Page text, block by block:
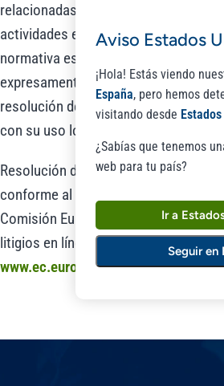
relacionadas con la presente página
actividades en esta desarrolladas,
normativa española vigente, a la que
expresamente las partes, siendo
resolución de todos los conflictos
con su uso los Juzgados y Tribunales
Resolución de litigios en línea en
conforme al Art. 14.1 del Reglamento
Comisión Europea facilita una
litigios en línea que se encuentra
www.ec.europa.eu/consumers/
Aviso Estados
¡Hola! Estás viendo
España, pero hemos
visitando desde
¿Sabías que tenemos
web para tu país?
Ir a
Seguir en